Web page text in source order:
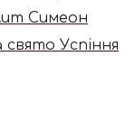
Симеон
свято Успіння